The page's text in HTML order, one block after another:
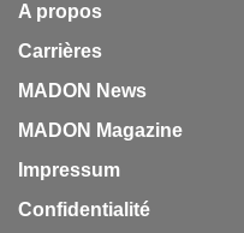
A propos
Carrières
MADON News
MADON Magazine
Impressum
Confidentialité